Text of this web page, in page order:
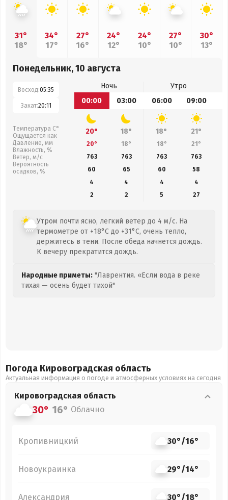
31°
18°
34°
17°
27°
16°
24°
12°
24°
10°
27°
10°
30°
13°
Понедельник, 10 августа
Восход:05:35
Закат:20:11
Температура С°
Ощущается как
Давление, мм
Влажность, %
Ветер, м/с
Вероятность
осадков, %
Ночь
Утро
00:00
03:00 06:00 09:00
20° 18° 18° 21°
20° 18° 18° 21°
763
763 763 763
60
65 60
58
4
4 4
4
2
2 5 27
Утром почти ясно, легкий ветер до 4 м/с. На
термометре от +18°C до +31°C, очень тепло,
держитесь в тени. После обеда начнется дождь.
К вечеру прекратится дождь.
Народные приметы: "Лаврентия. «Если вода в реке
тихая — осень будет тихой"
Погода Кировоградская область
Актуальная информация о погоде и атмосферных условиях на сегодня
Кировоградская область
30° 16° Облачно
Кропивницкий 30°/16°
Новоукраинка 29°/14°
Александрия 30°/18°